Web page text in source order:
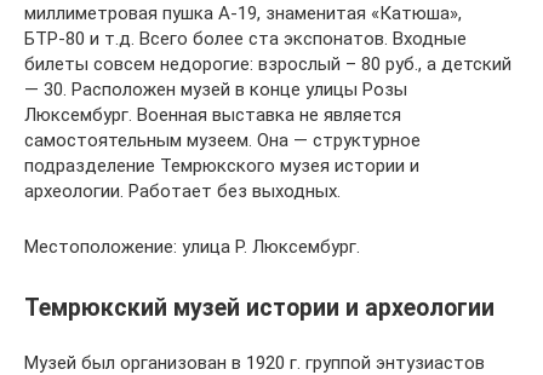
миллиметровая пушка А-19, знаменитая «Катюша»,
БТР-80 и т.д. Всего более ста экспонатов. Входные
билеты совсем недорогие: взрослый – 80 руб., а детский
— 30. Расположен музей в конце улицы Розы
Люксембург. Военная выставка не является
самостоятельным музеем. Она — структурное
подразделение Темрюкского музея истории и
археологии. Работает без выходных.
Местоположение: улица Р. Люксембург.
Темрюкский музей истории и археологии
Музей был организован в 1920 г. группой энтузиастов